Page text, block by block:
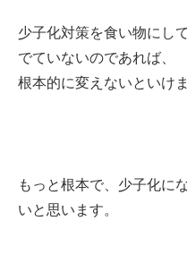
少子化対策を食い物にし
でていないのであれば、
根本的に変えないといけま
もっと根本で、少子化に
いと思います。